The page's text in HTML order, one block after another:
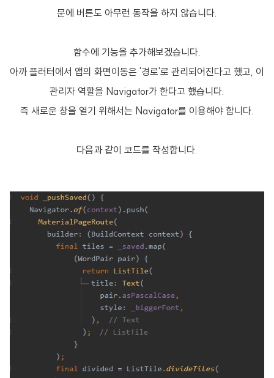
문에 버튼도 아무런 동작을 하지 않습니다.
함수에 기능을 추가해보겠습니다.
아까 플러터에서 앱의 화면이동은 '경로'로 관리되어진다고 했고, 이
관리자 역할을 Navigator가 한다고 했습니다.
즉 새로운 창을 열기 위해서는 Navigator를 이용해야 합니다.
다음과 같이 코드를 작성합니다.